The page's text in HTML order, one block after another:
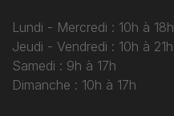
Lundi - Mercredi : 10h à 18h
Jeudi - Vendredi : 10h à 21h
Samedi : 9h à 17h
Dimanche : 10h à 17h